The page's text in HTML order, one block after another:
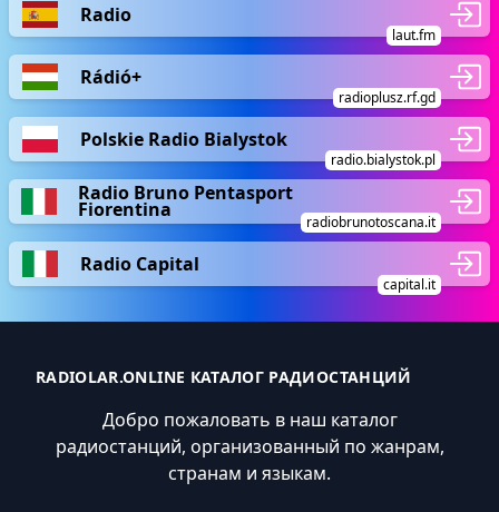
Radio
laut.fm
Rádió+
radioplusz.rf.gd
Polskie Radio Bialystok
radio.bialystok.pl
Radio Bruno Pentasport
Fiorentina
radiobrunotoscana.it
Radio Capital
capital.it
RADIOLAR.ONLINE КАТАЛОГ РАДИОСТАНЦИЙ
Добро пожаловать в наш каталог
радиостанций, организованный по жанрам,
странам и языкам.